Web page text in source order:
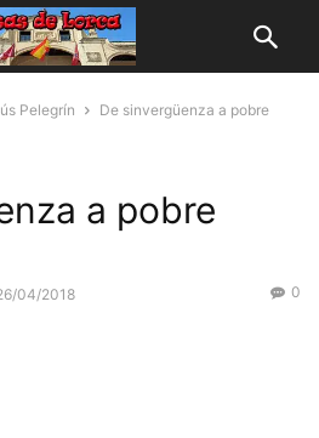
Pelegrín
De sinvergüenza a pobre
a pobre
04/2018 0